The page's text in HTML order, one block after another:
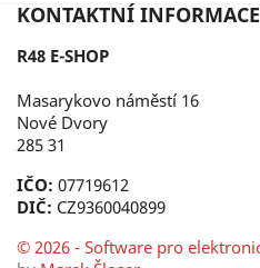
KONTAKTNÍ INFORMACE
R48 E-SHOP
Masarykovo náměstí 16
Nové Dvory
285 31
IČO: 07719612
DIČ: CZ9360040899
© 2026 - Software pro